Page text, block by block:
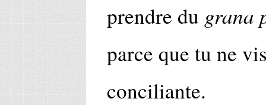
prendre du grana
parce que tu ne
conciliante.